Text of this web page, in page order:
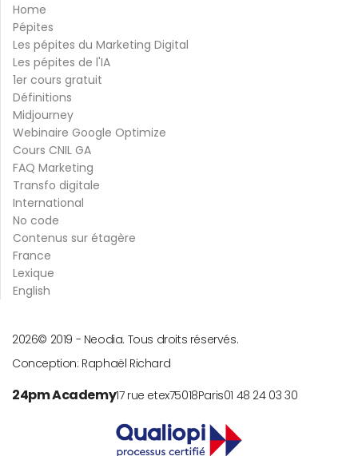
Home
Pépites
Les pépites du Marketing Digital
Les pépites de l'IA
1er cours gratuit
Définitions
Midjourney
Webinaire Google Optimize
Cours CNIL GA
FAQ Marketing
Transfo digitale
International
No code
Contenus sur étagère
France
Lexique
English
© 2019 -
2026
Neodia. Tous droits réservés.
Conception: Raphaël Richard
24pm Academy17 rue etex75018Paris01 48 24 03 30